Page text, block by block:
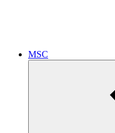
MSC